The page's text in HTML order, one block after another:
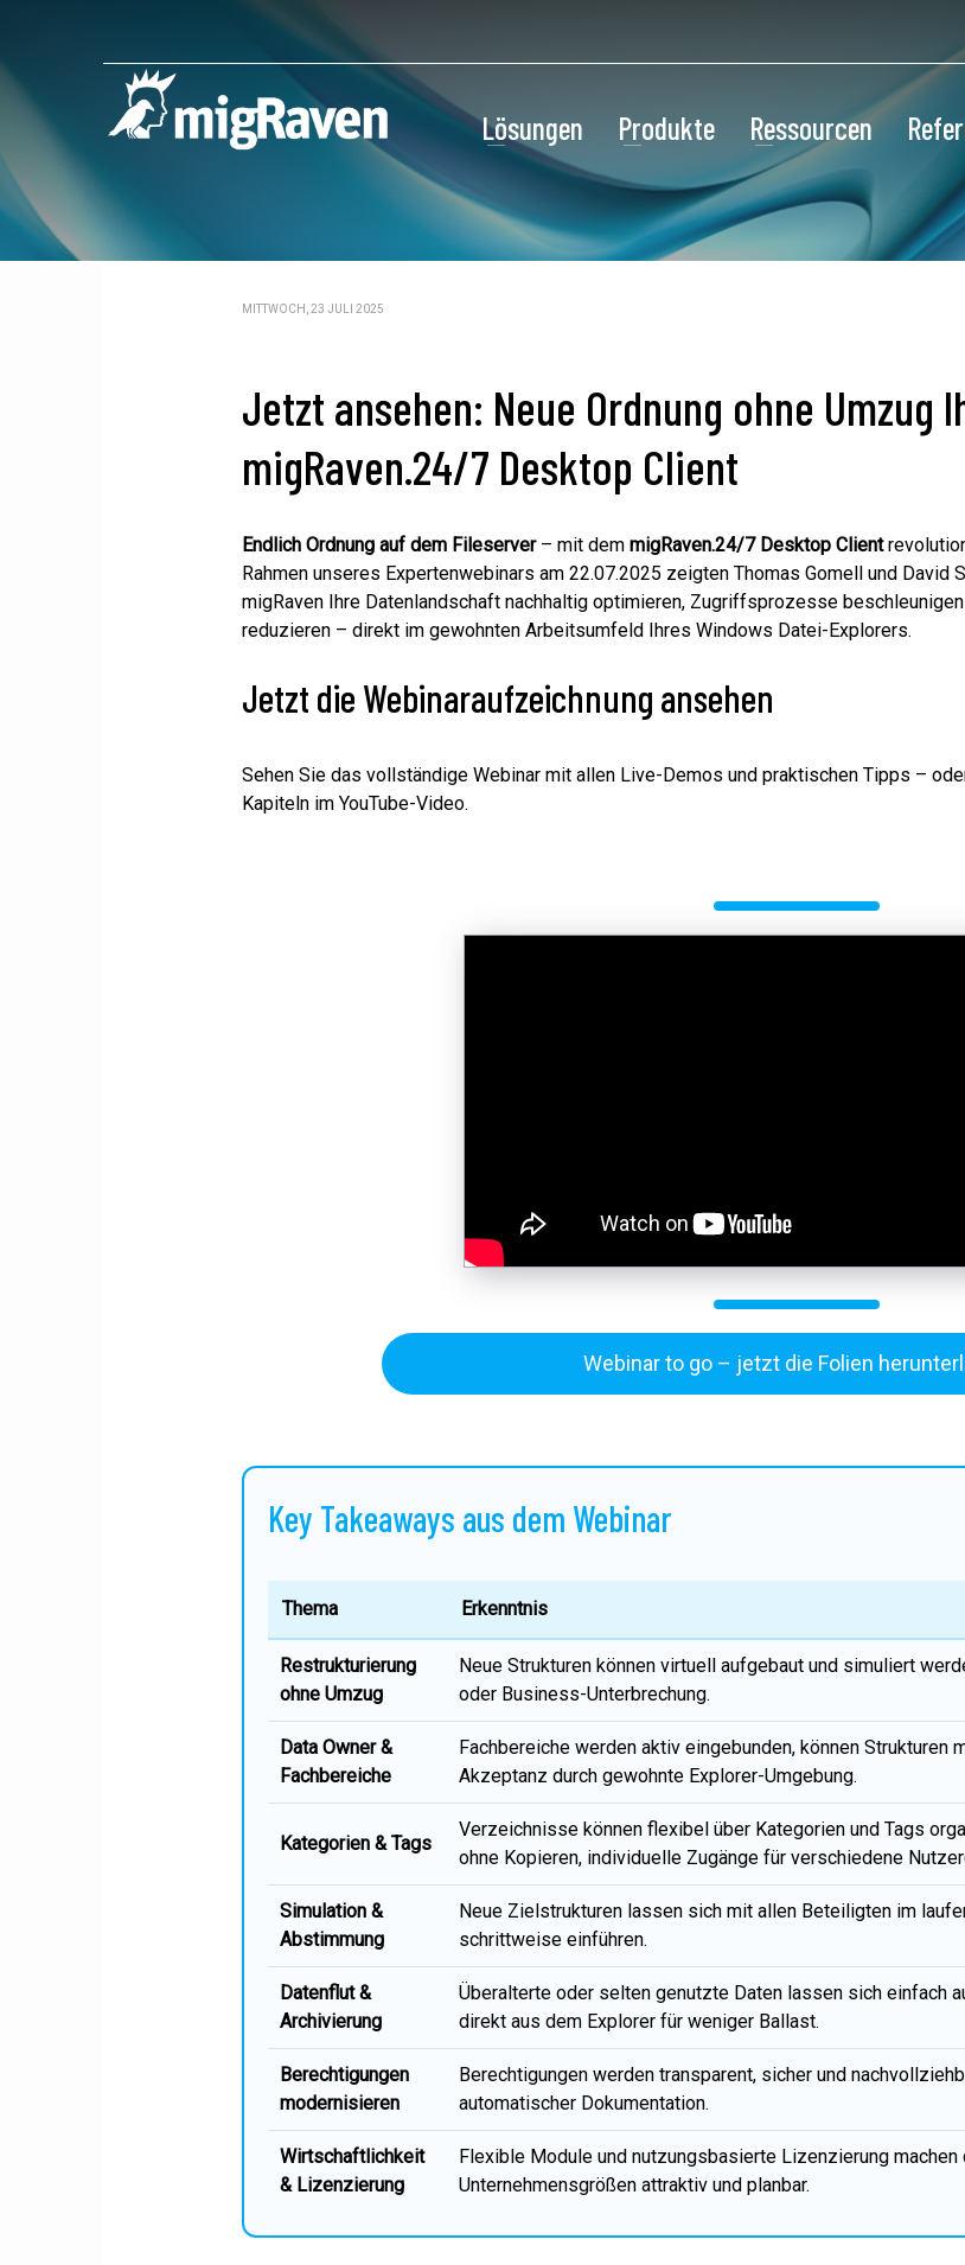
Lösungen Produkte Ressourcen
MITTWOCH, 23 JULI 2025
Jetzt ansehen: Neue Ordnung ohne Umzug
migRaven.24/7 Desktop Client
Endlich Ordnung auf dem Fileserver– mit dem migRaven.24/7 Desktop Client
Rahmen unseres Expertenwebinars am 22.07.2025 zeigten Thomas Gomell und
migRaven Ihre Datenlandschaft nachhaltig optimieren, Zugriffsprozesse
reduzieren – direkt im gewohnten Arbeitsumfeld Ihres Windows Datei-Explorers.
Jetzt die Webinaraufzeichnung ansehen
Sehen Sie das vollständige Webinar mit allen Live-Demos und praktischen Tipps –
Kapiteln im YouTube-Video.
Webinar to go – jetzt die Folien
Key Takeaways aus dem Webinar
Thema Erkenntnis
Restrukturierung
ohne Umzug
Neue Strukturen können virtuell aufgebaut und simuliert
oder Business-Unterbrechung.
Data Owner &
Fachbereiche
Fachbereiche werden aktiv eingebunden, können Strukturen
Akzeptanz durch gewohnte Explorer-Umgebung.
Kategorien & Tags
Verzeichnisse können flexibel über Kategorien und Tags
ohne Kopieren, individuelle Zugänge für verschiedene
Simulation &
Abstimmung
Neue Zielstrukturen lassen sich mit allen Beteiligten im
schrittweise einführen.
Datenflut &
Archivierung
Überalterte oder selten genutzte Daten lassen sich einfach
direkt aus dem Explorer für weniger Ballast.
Berechtigungen
modernisieren
Berechtigungen werden transparent, sicher und
automatischer Dokumentation.
Wirtschaftlichkeit
& Lizenzierung
Flexible Module und nutzungsbasierte Lizenzierung
Unternehmensgrößen attraktiv und planbar.